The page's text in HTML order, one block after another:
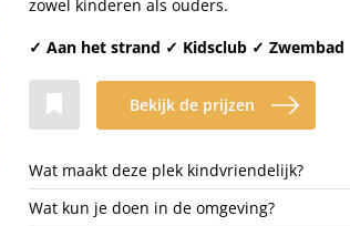
zowel kinderen als ouders.
✓ Aan het strand ✓ Kidsclub ✓ Zwembad
Bekijk de prijzen
Wat maakt deze plek kindvriendelijk?
Wat kun je doen in de omgeving?